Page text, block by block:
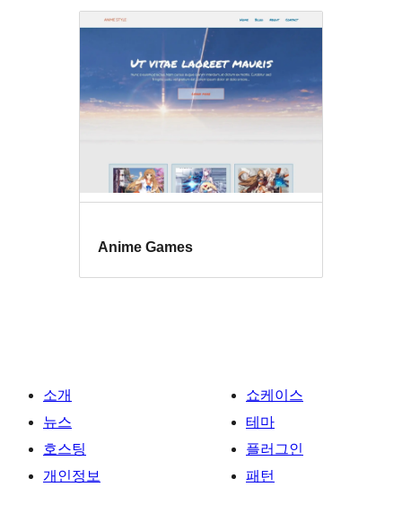
Anime Games
소개
뉴스
호스팅
개인정보
쇼케이스
테마
플러그인
패턴